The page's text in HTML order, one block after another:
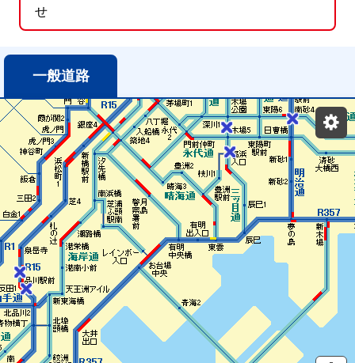
せ
一般道路
表示設定
渋滞 通行止め
チェーン規制等
調整中
規制情報
規制 通行止め